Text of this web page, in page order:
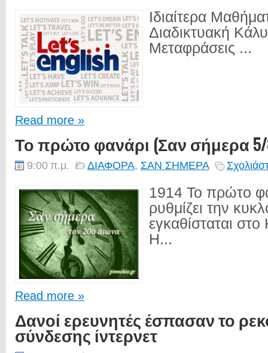
Ιδιαίτερα
Διαδικτυακή
Μεταφράσεις ...
Read more »
Το πρώτο φανάρι (Σαν σήμερα
9:00 π.μ. ΔΙΑΦΟΡΑ, ΣΑΝ ΣΗΜΕΡΑ
1914 Το πρώτο
ρυθμίζει την
εγκαθίσταται
Η...
Read more »
Δανοί ερευνητές έσπασαν το
σύνδεσης ίντερνετ